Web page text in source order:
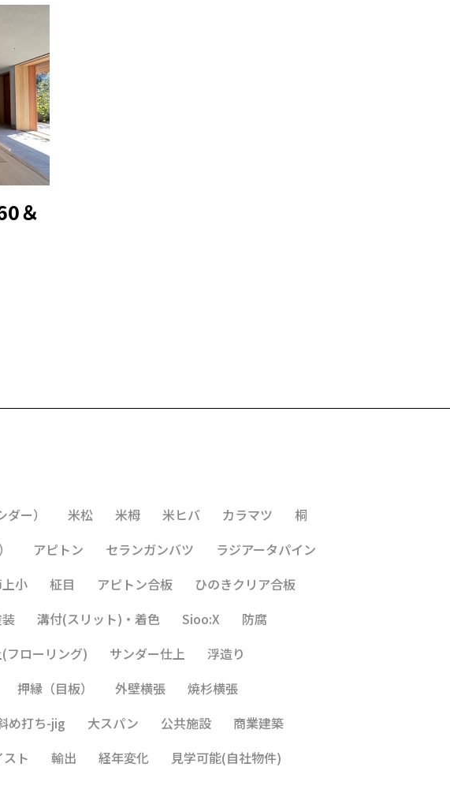
＆
ー） 米松 米栂 米ヒバ カラマツ
桐
アピトン セランガンバツ
ラジアータパイン
小 柾目 アピトン合板
ひのきクリア合板
溝付(スリット)・着色 Sioo:X
防腐
フローリング) サンダー仕上
浮造り
押縁（目板） 外壁横張
焼杉横張
め打ち-jig 大スパン 公共施設
商業建築
ト 輸出 経年変化 見学可能(自社物件)